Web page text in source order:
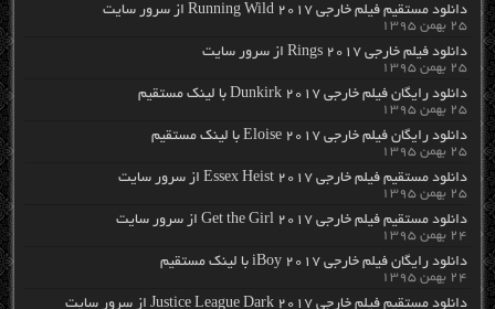
دانلود مستقیم فیلم خارجی Running Wild 2017 از سرور سایت
۲۵ بهمن ۱۳۹۵
دانلود فیلم خارجی Rings 2017 از سرور سایت
۲۵ بهمن ۱۳۹۵
دانلود رایگان فیلم خارجی Dunkirk 2017 با لینک مستقیم
۲۵ بهمن ۱۳۹۵
دانلود رایگان فیلم خارجی Eloise 2017 با لینک مستقیم
۲۵ بهمن ۱۳۹۵
دانلود مستقیم فیلم خارجی Essex Heist 2017 از سرور سایت
۲۵ بهمن ۱۳۹۵
دانلود مستقیم فیلم خارجی Get the Girl 2017 از سرور سایت
۲۴ بهمن ۱۳۹۵
دانلود رایگان فیلم خارجی iBoy 2017 با لینک مستقیم
۲۴ بهمن ۱۳۹۵
دانلود مستقیم فیلم خارجی Justice League Dark 2017 از سرور سایت